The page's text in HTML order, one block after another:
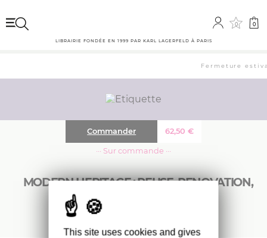
0 0
LIBRAIRIE FONDÉE EN 1999 PAR KARL LAGERFELD À PARIS
Fermeture
MODERN HERITAGE ; REUSE, RENOVATION,
RESTORATION
62,50 €
Commander
··· Sur commande ···
This site uses cookies and gives